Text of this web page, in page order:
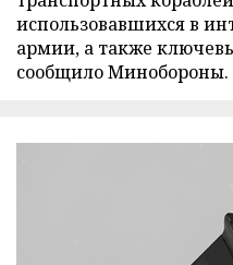
использовавшихся в
армии, а также
сообщило Минобороны.